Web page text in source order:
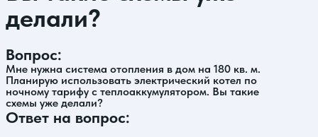
делали?
Вопрос:
Мне нужна система отопления в дом на 180 кв. м.
Планирую использовать электрический котел по
ночному тарифу с теплоаккумулятором. Вы такие
схемы уже делали?
Ответ на вопрос: